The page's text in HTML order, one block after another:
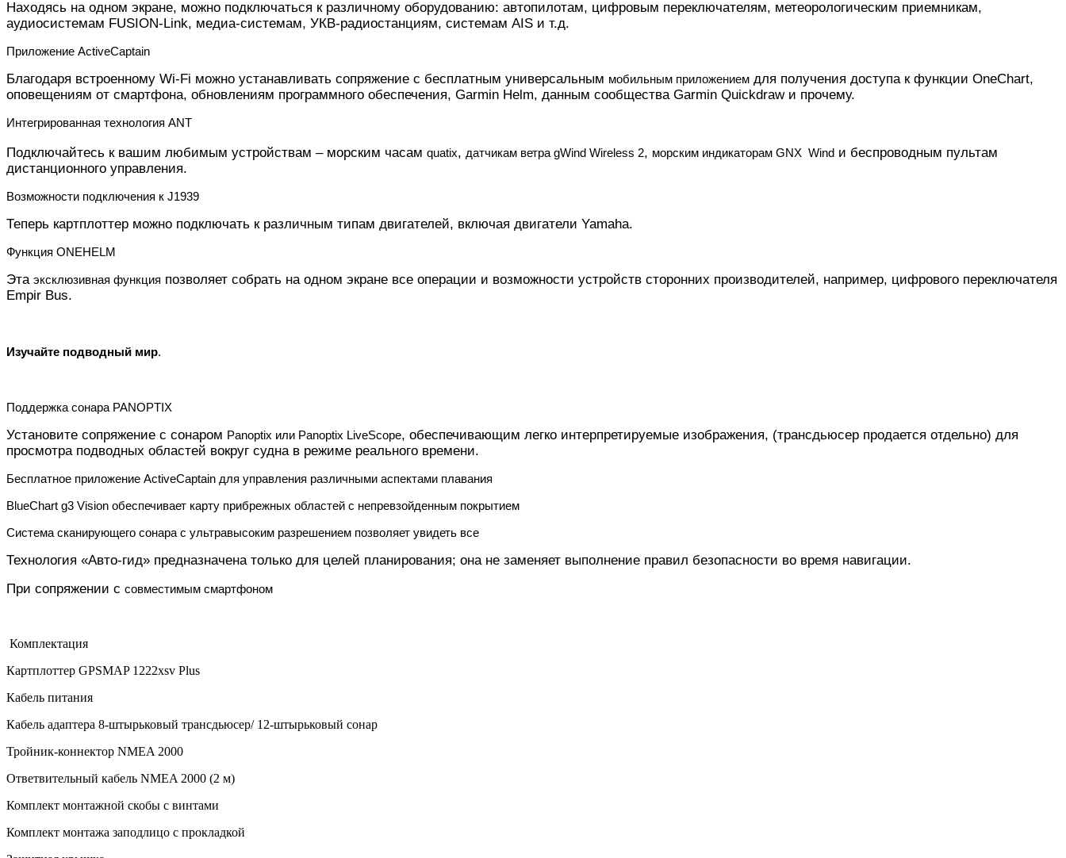
Находясь на одном экране, можно подключаться к различному оборудованию: автопилотам, цифровым переключателям, метеорологическим приемникам,
аудиосистемам FUSION-Link, медиа-системам, УКВ-радиостанциям, системам AIS и т.д.
Приложение ActiveCaptain
Благодаря встроенному Wi-Fi можно устанавливать сопряжение с бесплатным универсальным мобильным приложением для получения доступа к функции OneChart,
оповещениям от смартфона, обновлениям программного обеспечения, Garmin Helm, данным сообщества Garmin Quickdraw и прочему.
Интегрированная технология ANT
Подключайтесь к вашим любимым устройствам – морским часам quatix, датчикам ветра gWind Wireless 2, морским индикаторам GNX Wind и беспроводным пультам
дистанционного управления.
Возможности подключения к J1939
Теперь картплоттер можно подключать к различным типам двигателей, включая двигатели Yamaha.
Функция ONEHELM
Эта эксклюзивная функция позволяет собрать на одном экране все операции и возможности устройств сторонних производителей, например, цифрового переключателя
Empir Bus.
Изучайте подводный мир.
Поддержка сонара PANOPTIX
Установите сопряжение с сонаром Panoptix или Panoptix LiveScope, обеспечивающим легко интерпретируемые изображения, (трансдьюсер продается отдельно) для
просмотра подводных областей вокруг судна в режиме реального времени.
Бесплатное приложение ActiveCaptain для управления различными аспектами плавания
BlueChart g3 Vision обеспечивает карту прибрежных областей с непревзойденным покрытием
Система сканирующего сонара с ультравысоким разрешением позволяет увидеть все
Технология «Авто-гид» предназначена только для целей планирования; она не заменяет выполнение правил безопасности во время навигации.
При сопряжении с совместимым смартфоном
Комплектация
Картплоттер GPSMAP 1222xsv Plus
Кабель питания
Кабель адаптера 8-штырьковый трансдьюсер/ 12-штырьковый сонар
Тройник-коннектор NMEA 2000
Ответвительный кабель NMEA 2000 (2 м)
Комплект монтажной скобы с винтами
Комплект монтажа заподлицо с прокладкой